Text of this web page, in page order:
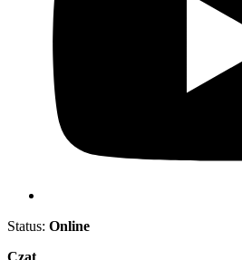
Status: Online
Czat